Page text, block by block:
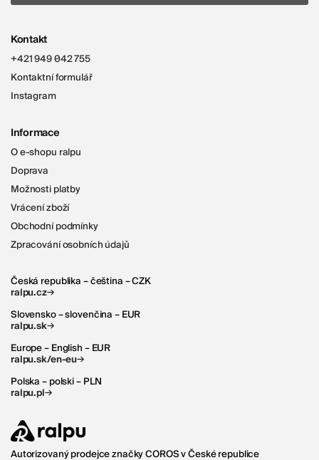
Kontakt
+421 949 042 755
Kontaktní formulář
Instagram
Informace
O e-shopu ralpu
Doprava
Možnosti platby
Vrácení zboží
Obchodní podmínky
Zpracování osobních údajů
Česká republika – čeština – CZK
ralpu.cz→
Slovensko – slovenčina – EUR
ralpu.sk→
Europe – English – EUR
ralpu.sk/en-eu→
Polska – polski – PLN
ralpu.pl→
Autorizovaný prodejce značky COROS v České republice